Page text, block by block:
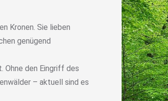
Kronen. Sie lieben
genügend
Ohne den Eingriff des
– aktuell sind es